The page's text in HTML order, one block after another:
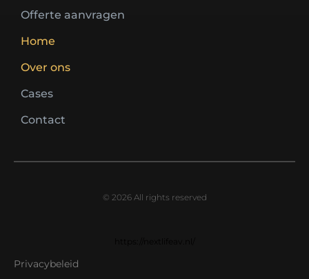
Offerte aanvragen
Home
Over ons
Cases
Contact
© 2026 All rights reserved
Privacybeleid